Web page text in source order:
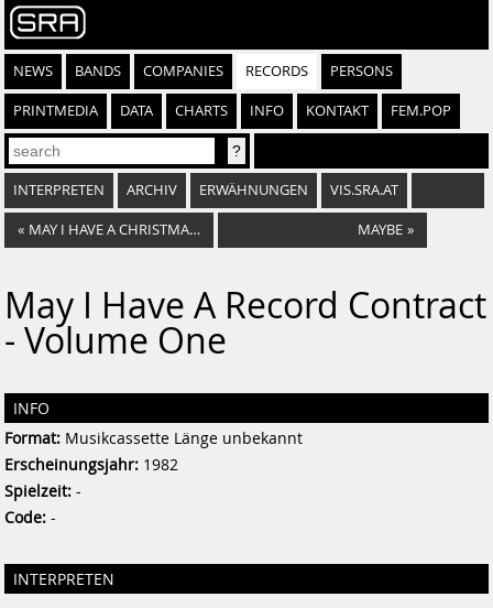
NEWS BANDS COMPANIES RECORDS PERSONS
PRINTMEDIA DATA CHARTS INFO KONTAKT FEM.POP
INTERPRETEN ARCHIV ERWÄHNUNGEN VIS.SRA.AT
« MAY I HAVE A CHRISTMAS CONTRACT - VOLUME TWO MAYBE »
May I Have A Record Contract
- Volume One
INFO
Format: Musikcassette Länge unbekannt
Erscheinungsjahr: 1982
Spielzeit: -
Code: -
INTERPRETEN